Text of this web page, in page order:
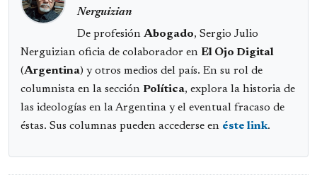
Nerguizian
De profesión Abogado, Sergio Julio
Nerguizian oficia de colaborador en El Ojo Digital
(Argentina) y otros medios del país. En su rol de
columnista en la sección Política, explora la historia de
las ideologías en la Argentina y el eventual fracaso de
éstas. Sus columnas pueden accederse en éste link.